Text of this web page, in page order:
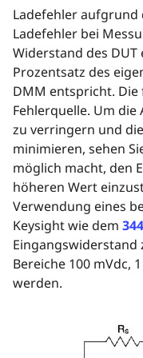
Ladefehler aufgrund
Ladefehler bei
Widerstand des
Prozentsatz des
DMM entspricht.
Fehlerquelle. Um
zu verringern und
minimieren, sehen
möglich macht, den
höheren Wert
Verwendung eines
Keysight wie dem
Eingangswiderstand
Bereiche 100 mVdc,
werden.